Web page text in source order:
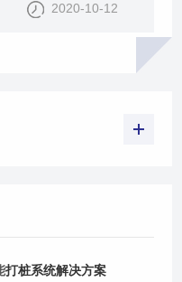
2020-10-12
打桩系统解决方案